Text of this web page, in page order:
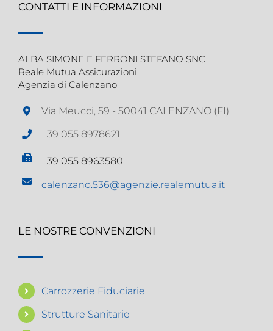
CONTATTI E INFORMAZIONI
ALBA SIMONE E FERRONI STEFANO SNC
Reale Mutua Assicurazioni
Agenzia di Calenzano
Via Meucci, 59 - 50041 CALENZANO (FI)
+39 055 8978621
+39 055 8963580
calenzano.536@agenzie.realemutua.it
LE NOSTRE CONVENZIONI
Carrozzerie Fiduciarie
Strutture Sanitarie